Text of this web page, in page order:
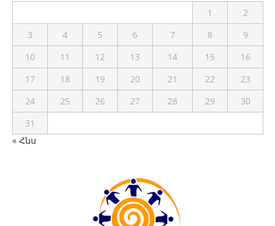
1
2
3
4 5 6 7 8
9
10
11 12 13 14 15
16
17
18 19 20 21 22
23
24
25 26 27 28 29
30
31
« Հնս